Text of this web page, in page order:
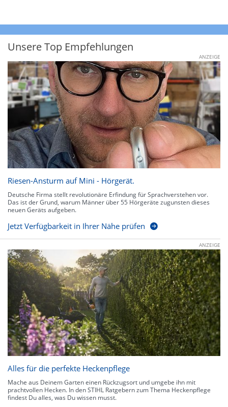
Unsere Top Empfehlungen
ANZEIGE
Riesen-Ansturm auf Mini - Hörgerät.
Deutsche Firma stellt revolutionäre Erfindung für Sprachverstehen vor.
Das ist der Grund, warum Männer über 55 Hörgeräte zugunsten dieses
neuen Geräts aufgeben.
Jetzt Verfügbarkeit in Ihrer Nähe prüfen
ANZEIGE
Alles für die perfekte Heckenpflege
Mache aus Deinem Garten einen Rückzugsort und umgebe ihn mit
prachtvollen Hecken. In den STIHL Ratgebern zum Thema Heckenpflege
findest Du alles, was Du wissen musst.